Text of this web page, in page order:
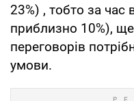
23%) , тобто за час
приблизно 10%),
переговорів
умови.